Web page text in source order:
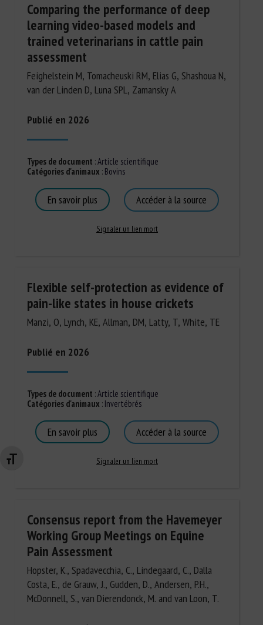
Changer la taille de la police
Comparing the performance of deep
learning video-based models and
trained veterinarians in cattle pain
assessment
Feighelstein M, Tomacheuski RM, Elias G, Shashoua N,
van der Linden D, Luna SPL, Zamansky A
Publié en 2026
Types de document :Article scientifique
Catégories d'animaux : Bovins
En savoir plus Accéder à la source
Signaler un lien mort
Flexible self-protection as evidence of
pain-like states in house crickets
Manzi, O, Lynch, KE, Allman, DM, Latty, T, White, TE
Publié en 2026
Types de document :Article scientifique
Catégories d'animaux : Invertébrés
En savoir plus Accéder à la source
Signaler un lien mort
Consensus report from the Havemeyer
Working Group Meetings on Equine
Pain Assessment
Hopster, K., Spadavecchia, C., Lindegaard, C., Dalla
Costa, E., de Grauw, J., Gudden, D., Andersen, P.H.,
McDonnell, S., van Dierendonck, M. and van Loon, T.